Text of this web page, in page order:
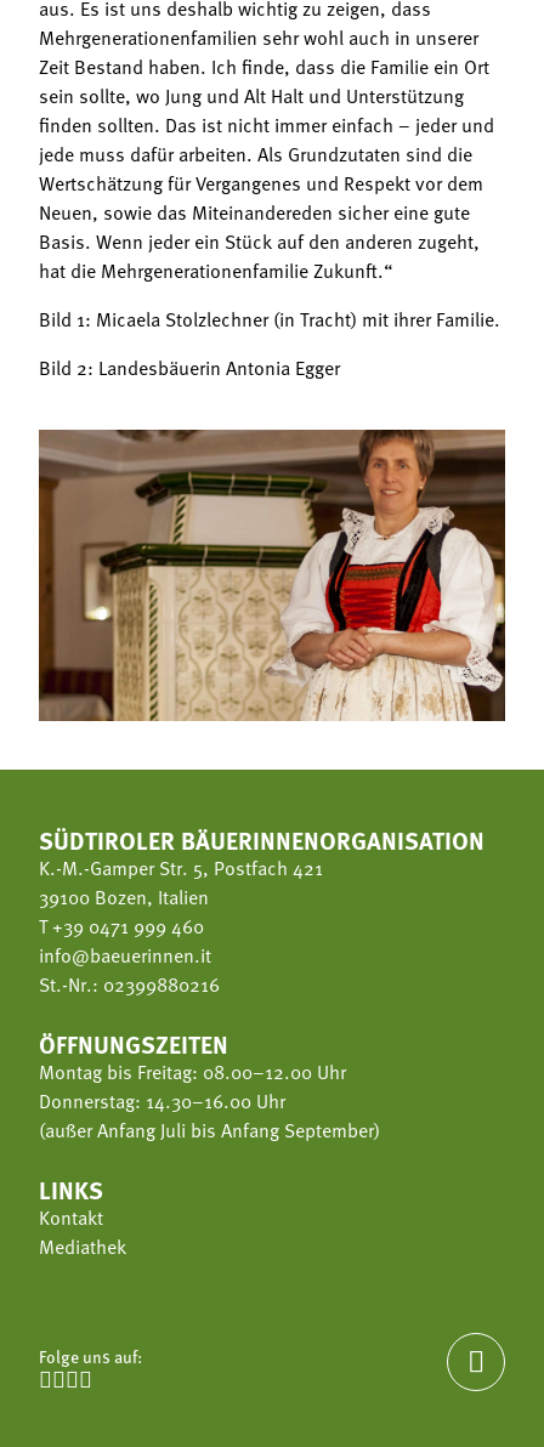
aus. Es ist uns deshalb wichtig zu zeigen, dass
Mehrgenerationenfamilien sehr wohl auch in unserer
Zeit Bestand haben. Ich finde, dass die Familie ein Ort
sein sollte, wo Jung und Alt Halt und Unterstützung
finden sollten. Das ist nicht immer einfach – jeder und
jede muss dafür arbeiten. Als Grundzutaten sind die
Wertschätzung für Vergangenes und Respekt vor dem
Neuen, sowie das Miteinandereden sicher eine gute
Basis. Wenn jeder ein Stück auf den anderen zugeht,
hat die Mehrgenerationenfamilie Zukunft.“
Bild 1: Micaela Stolzlechner (in Tracht) mit ihrer Familie.
Bild 2: Landesbäuerin Antonia Egger
SÜDTIROLER BÄUERINNENORGANISATION
K.-M.-Gamper Str. 5, Postfach 421
39100 Bozen, Italien
T+39 0471 999 460
info@baeuerinnen.it
St.-Nr.: 02399880216
ÖFFNUNGSZEITEN
Montag bis Freitag: 08.00–12.00 Uhr
Donnerstag: 14.30–16.00 Uhr
(außer Anfang Juli bis Anfang September)
LINKS
Kontakt
Mediathek
Folge uns auf:

